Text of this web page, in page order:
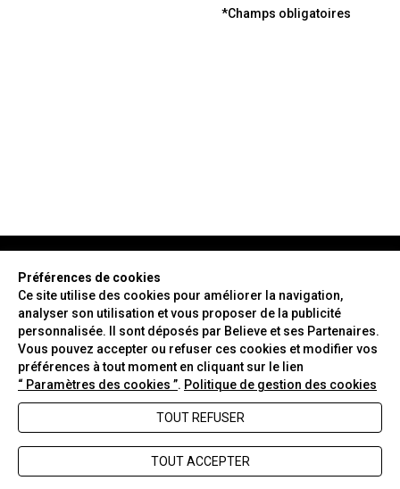
*Champs obligatoires
NEWSLETTER
FAQ
Nous contacter
CGV
Préférences de cookies
Ce site utilise des cookies pour améliorer la navigation,
analyser son utilisation et vous proposer de la publicité
personnalisée. Il sont déposés par Believe et ses Partenaires.
Vous pouvez accepter ou refuser ces cookies et modifier vos
préférences à tout moment en cliquant sur le lien
“ Paramètres des cookies ”. Politique de gestion des cookies
TOUT REFUSER
TOUT ACCEPTER